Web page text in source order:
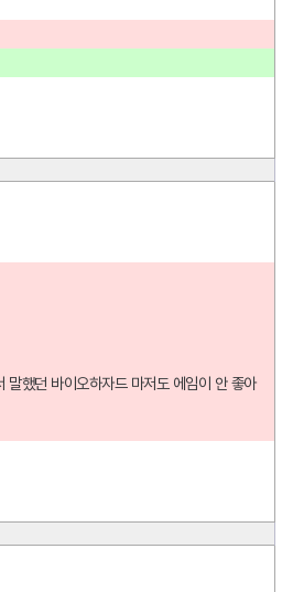
했던 바이오하자드 마저도 에임이 안 좋아